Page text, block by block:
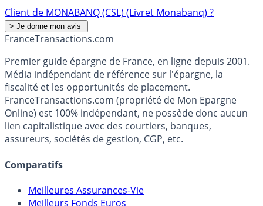
Client de MONABANQ (CSL) (Livret Monabanq) ?
FranceTransactions.com
Premier guide épargne de France, en ligne depuis 2001.
Média indépendant de référence sur l'épargne, la
fiscalité et les opportunités de placement.
FranceTransactions.com (propriété de Mon Epargne
Online) est 100% indépendant, ne possède donc aucun
lien capitalistique avec des courtiers, banques,
assureurs, sociétés de gestion, CGP, etc.
Comparatifs
Meilleures Assurances-Vie
Meilleurs Fonds Euros